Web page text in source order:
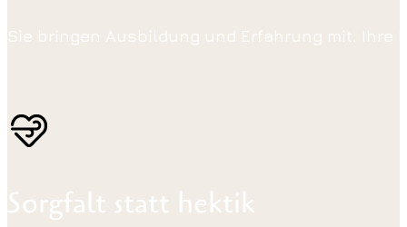
Sie bringen Ausbildung und Erfahrung mit. Ihre
Sorgfalt statt hektik